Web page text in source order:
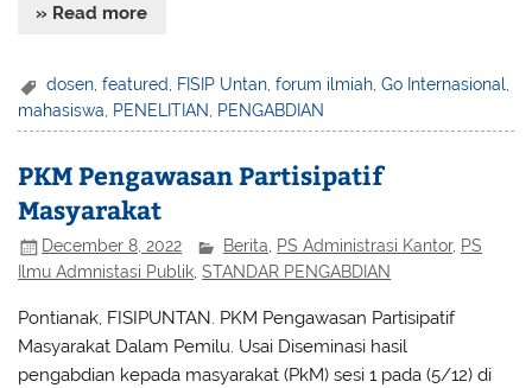
» Read more
dosen,featured, FISIP Untan,forum ilmiah,Go Internasional,
mahasiswa
PENELITIAN PENGABDIAN
PKM Pengawasan Partisipatif
Masyarakat
December 8, 2022 Berita, PS Administrasi Kantor, PS
Ilmu Admnistasi Publik ,STANDAR PENGABDIAN
Pontianak, FISIPUNTAN. PKM Pengawasan Partisipatif
Masyarakat Dalam Pemilu. Usai Diseminasi hasil
pengabdian kepada masyarakat (PkM) sesi 1 pada (5/12) di